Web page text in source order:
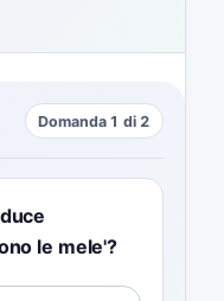
Domanda 1 di 2
le mele'?